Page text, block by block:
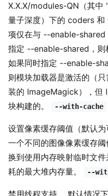
X.X.X/modules-QN（其
量子深度）下的 coders
项仅在与 --enable-shared
指定 --enable-shared，则
如果同时指定 --enable-
则模块加载器是激活的（
装的 ImageMagick），但
块构建的。
--with-cache
设置像素缓存阈值（默认
一个不同的图像像素缓存
换到使用内存映射临时文
耗的最大堆内存量。
--